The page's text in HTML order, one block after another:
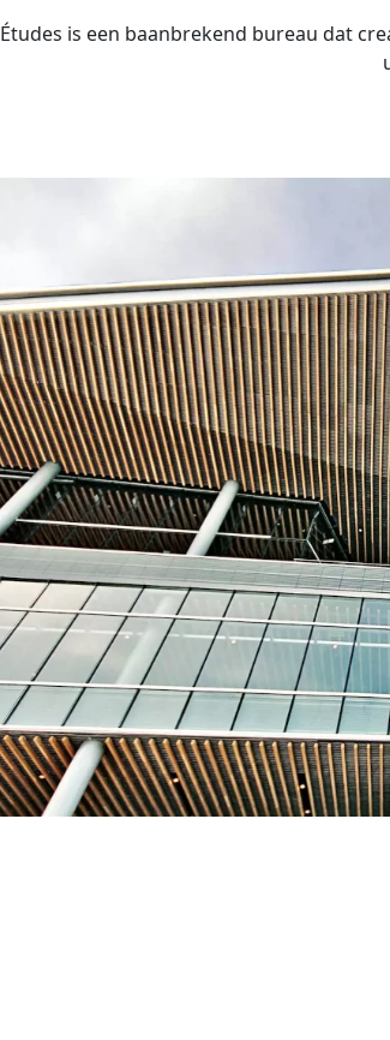
Études is een baanbrekend bureau dat